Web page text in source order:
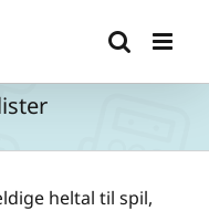
heltal til spil,